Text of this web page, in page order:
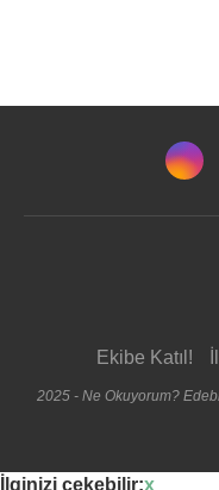
Ekibe Katıl!
2025 - Ne Okuyorum?
İlginizi çekebilir:x